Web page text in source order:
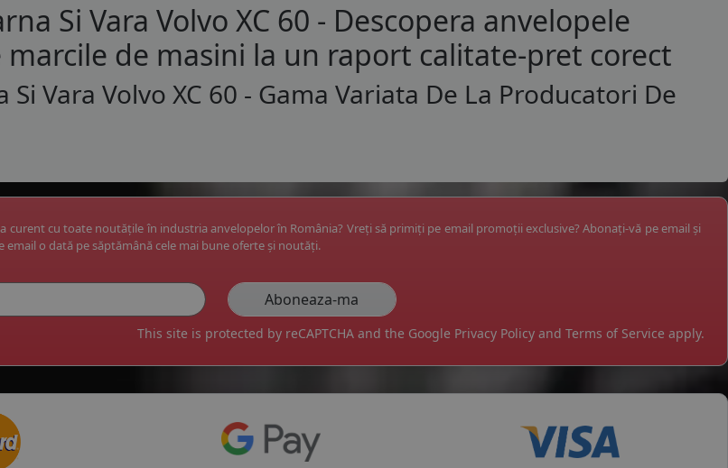
Si Vara Volvo XC 60 - Descopera anvelopele
de masini la un raport calitate-pret corect
Vara Volvo XC 60 - Gama Variata De La Producatori De
curent cu toate noutățile în industria anvelopelor în România? Vreți să primiți pe email promoții exclusive? Abonați-vă pe email și
email o dată pe săptămână cele mai bune oferte și noutăți.
This site is protected by reCAPTCHA and the Google Privacy Policy and Terms of Service apply.